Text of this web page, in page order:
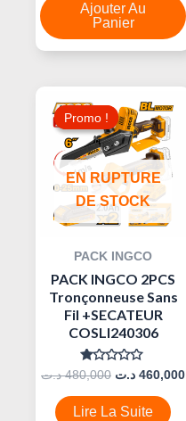
5
Ajouter Au
Panier
Promo !
EN RUPTURE
DE STOCK
Promo !
PACK INGCO
PACK INGCO 2PCS
Tronçonneuse Sans
Fil +SECATEUR
COSLI240306
Note
Sur
5
480,000 د.ت
Prix
Initial
Était :
460,000 د.ت
Lire La Suite